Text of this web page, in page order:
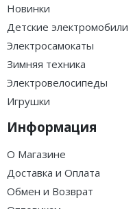
Новинки
Детские электромобили
Электросамокаты
Зимняя техника
Электровелосипеды
Игрушки
Информация
О Магазине
Доставка и Оплата
Обмен и Возврат